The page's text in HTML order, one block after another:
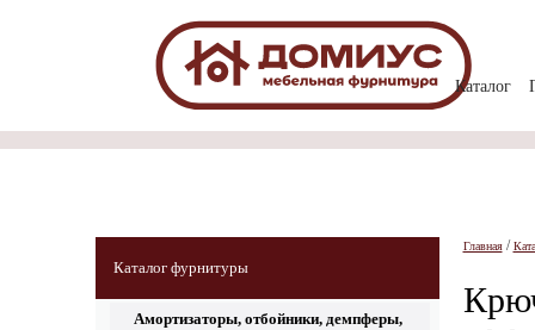
Каталог
Каталог фурнитуры
Амортизаторы, отбойники, демпферы,
Главная/